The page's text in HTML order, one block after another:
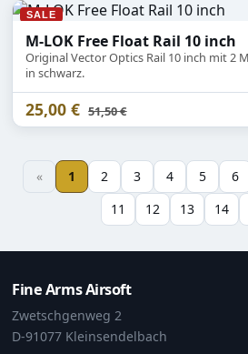
SALE
M-LOK Free Float Rail 10 inch
Original Vector Optics Rail 10 inch mit 2
in schwarz.
25,00 € Statt
51,50 €
« 1 2 3 4 5 6
11
12 13 14
Fine Arms Airsoft
Zwetschgenweg 2
D-91077 Kleinsendelbach